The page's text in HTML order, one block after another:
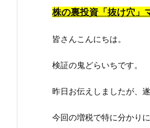
株の裏投資「抜け穴」
皆さんこんにちは。
検証の鬼どらいちです。
昨日お伝えしましたが、
今回の増税で特に分かり